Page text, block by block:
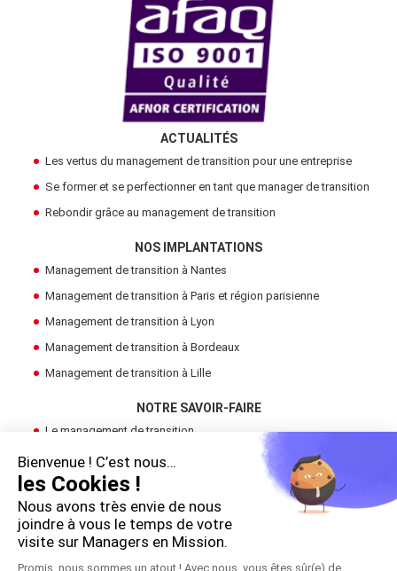
ACTUALITÉS
Les vertus du management de transition pour une entreprise
Se former et se perfectionner en tant que manager de transition
Rebondir grâce au management de transition
NOS IMPLANTATIONS
Management de transition à Nantes
Management de transition à Paris et région parisienne
Management de transition à Lyon
Management de transition à Bordeaux
Management de transition à Lille
NOTRE SAVOIR-FAIRE
Le management de transition
Devenir Manager de Transition
Trouver un manager de transition
LE GROUPE
Cadres en Mission
Bienvenue ! C’est nous…
les Cookies !
Nous avons très envie de nous
joindre à vous le temps de votre
visite sur Managers en Mission.
Promis, nous sommes un atout ! Avec nous, vous êtes sûr(e) de